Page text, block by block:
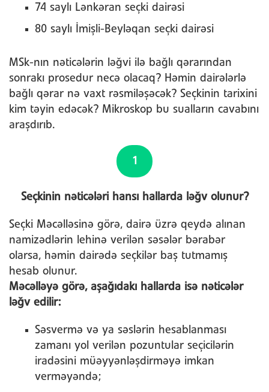
74 saylı Lənkəran seçki dairəsi
80 saylı İmişli-Beyləqan seçki dairəsi
MSk-nın nəticələrin ləğvi ilə bağlı qərarından
sonrakı prosedur necə olacaq? Həmin dairələrlə
bağlı qərar nə vaxt rəsmiləşəcək? Seçkinin tarixini
kim təyin edəcək? Mikroskop bu sualların cavabını
araşdırıb.
1
Seçkinin nəticələri hansı hallarda ləğv olunur?
Seçki Məcəlləsinə görə, dairə üzrə qeydə alınan
namizədlərin lehinə verilən səsələr bərabər
olarsa, həmin dairədə seçkilər baş tutmamış
hesab olunur.
Məcəlləyə görə, aşağıdakı hallarda isə nəticələr
ləğv edilir:
Səsvermə və ya səslərin hesablanması
zamanı yol verilən pozuntular seçicilərin
iradəsini müəyyənləşdirməyə imkan
verməyəndə;